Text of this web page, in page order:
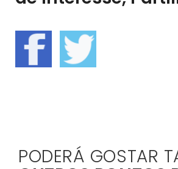
PODERÁ GOSTAR